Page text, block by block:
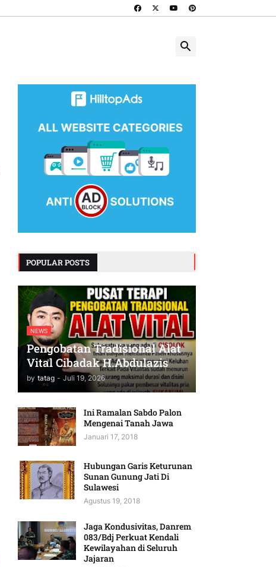
POPULAR POSTS
NEWS
Pengobatan Tradisional Alat
Vital Cibadak H.Abdulazis
by tatag - Juli 19, 2026
Ini Ramalan Sabdo Palon
Mengenai Tanah Jawa
Januari 17, 2018
Hubungan Garis Keturunan
Sunan Gunung Jati Di
Sulawesi
Agustus 19, 2018
Jaga Kondusivitas, Danrem
083/Bdj Perkuat Kendali
Kewilayahan di Seluruh
Jajaran